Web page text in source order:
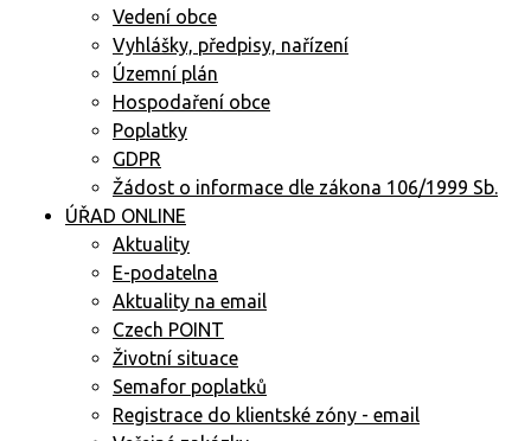
Vedení obce
Vyhlášky, předpisy, nařízení
Územní plán
Hospodaření obce
Poplatky
GDPR
Žádost o informace dle zákona 106/1999 Sb.
ÚŘAD ONLINE
Aktuality
E-podatelna
Aktuality na email
Czech POINT
Životní situace
Semafor poplatků
Registrace do klientské zóny - email